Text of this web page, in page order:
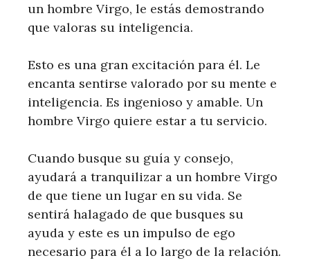
un hombre Virgo, le estás demostrando
que valoras su inteligencia.
Esto es una gran excitación para él. Le
encanta sentirse valorado por su mente e
inteligencia. Es ingenioso y amable. Un
hombre Virgo quiere estar a tu servicio.
Cuando busque su guía y consejo,
ayudará a tranquilizar a un hombre Virgo
de que tiene un lugar en su vida. Se
sentirá halagado de que busques su
ayuda y este es un impulso de ego
necesario para él a lo largo de la relación.